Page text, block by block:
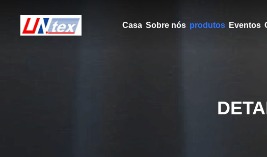
Casa Sobre nós produtos Eventos